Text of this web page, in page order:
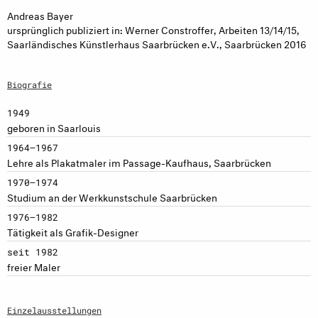
Andreas Bayer
ursprünglich publiziert in: Werner Constroffer, Arbeiten 13/14/15,
Saarländisches Künstlerhaus Saarbrücken e.V., Saarbrücken 2016
Biografie
1949
geboren in Saarlouis
1964–1967
Lehre als Plakatmaler im Passage-Kaufhaus, Saarbrücken
1970–1974
Studium an der Werkkunstschule Saarbrücken
1976–1982
Tätigkeit als Grafik-Designer
seit 1982
freier Maler
Einzelausstellungen